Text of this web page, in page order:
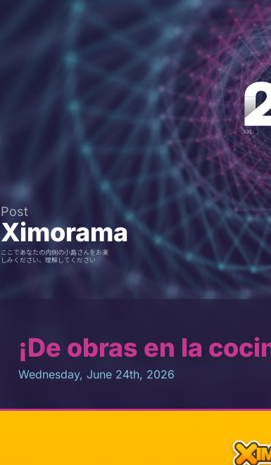
Post
Ximorama
ここであなたの内側の小島さんをお楽
しみください、理解してください
¡De obras en la
Wednesday, June 24th, 2026